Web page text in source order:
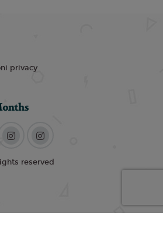
privacy
reserved